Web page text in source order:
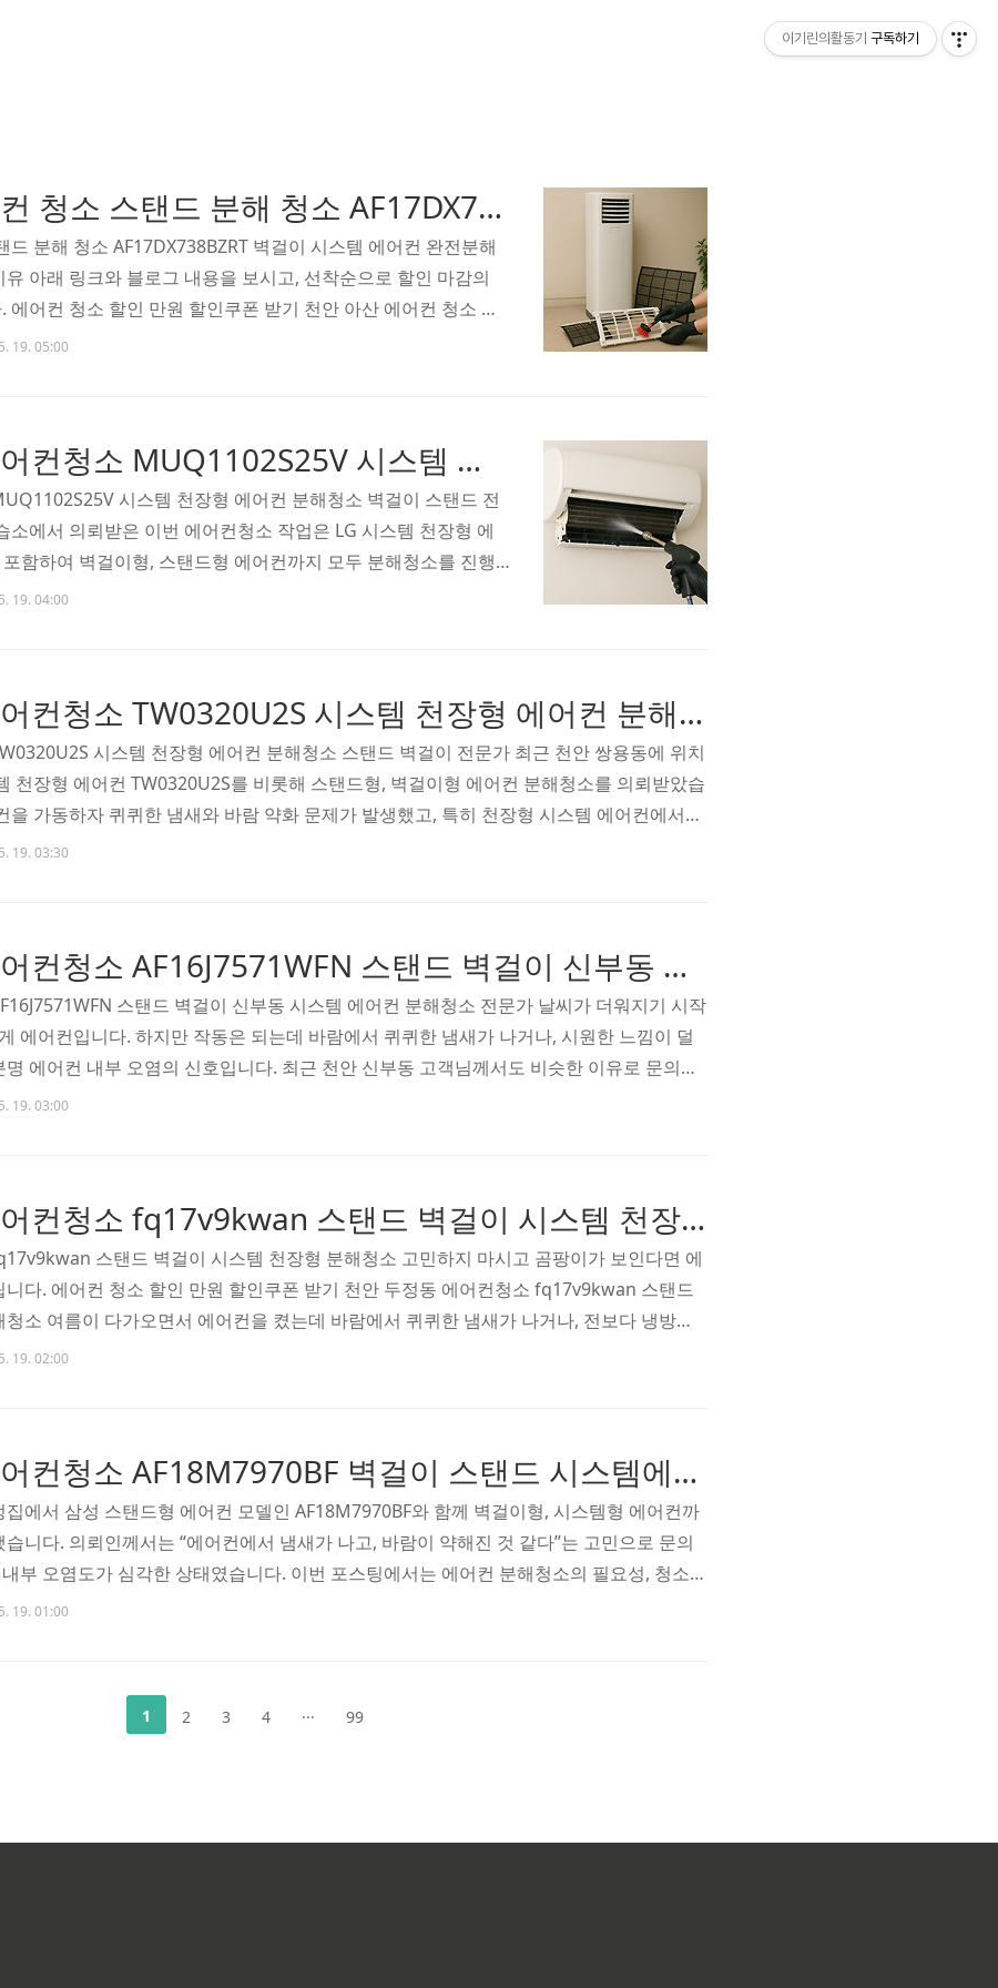
천안 아산 에어컨 청소 스탠드 분해 청소 AF17DX738BZRT 벽걸이 시스템 에어컨 완전분해
드 분해 청소 AF17DX738BZRT 벽걸이 시스템 에어컨 완전분해
아래 링크와 블로그 내용을 보시고, 선착순으로 할인 마감의
에어컨 청소 할인 만원 할인쿠폰 받기 천안 아산 에어컨 청소 스
벽걸이 시스템 에어컨 완전분해 천안과 아산 지역은 가정
퀴퀴한 냄새가 느껴진다며 연락을 주..
19. 05:00
천안 쌍용동 에어컨청소 MUQ1102S25V 시스템 천장형 에어컨 분해청소 벽걸이 스탠드 전문가
시스템 천장형 에어컨 분해청소 벽걸이 스탠드 전
소에서 의뢰받은 이번 에어컨청소 작업은 LG 시스템 천장형 에
함하여 벽걸이형, 스탠드형 에어컨까지 모두 분해청소를 진행
냉방을 시작하기 전, 쾌적한 실내 공기를 위해 고객님께서 미리
로, 특히 사무실이나 교육시설 등에서 많이 사용..
19. 04:00
천안 쌍용동 에어컨청소 TW0320U2S 시스템 천장형 에어컨 분해청소 스탠드 벽걸이 전문가
시스템 천장형 에어컨 분해청소 스탠드 벽걸이 전문가 최근 천안 쌍용동에 위치
천장형 에어컨 TW0320U2S를 비롯해 스탠드형, 벽걸이형 에어컨 분해청소를 의뢰받았습
을 가동하자 퀴퀴한 냄새와 바람 약화 문제가 발생했고, 특히 천장형 시스템 에어컨에서는
나타나 고객님께서 신속한 청소를 원하셨습니다. 천안 쌍용동 에어컨청소 TW0320U2S
19. 03:30
천안 신부동 에어컨청소 AF16J7571WFN 스탠드 벽걸이 신부동 시스템 에어컨 분해청소 전문가
스탠드 벽걸이 신부동 시스템 에어컨 분해청소 전문가 날씨가 더워지기 시작
에어컨입니다. 하지만 작동은 되는데 바람에서 퀴퀴한 냄새가 나거나, 시원한 느낌이 덜
에어컨 내부 오염의 신호입니다. 최근 천안 신부동 고객님께서도 비슷한 이유로 문의를
AF16J7571WFN과 함께 벽걸이형, 천장형 시스템 에어컨까지 전 기종 분해청소를 의뢰
19. 03:00
천안 두정동 에어컨청소 fq17v9kwan 스탠드 벽걸이 시스템 천장형 분해청소
스탠드 벽걸이 시스템 천장형 분해청소 고민하지 마시고 곰팡이가 보인다면 에
다. 에어컨 청소 할인 만원 할인쿠폰 받기 천안 두정동 에어컨청소 fq17v9kwan 스탠드
소 여름이 다가오면서 에어컨을 켰는데 바람에서 퀴퀴한 냄새가 나거나, 전보다 냉방이
가요? 천안 두정동의 한 고객님도 같은 고민으로 저희 싹쓰리 에어컨 청소에 문의를 주셨
19. 02:00
천안 두정동 에어컨청소 AF18M7970BF 벽걸이 스탠드 시스템에어컨 분해청소
에서 삼성 스탠드형 에어컨 모델인 AF18M7970BF와 함께 벽걸이형, 시스템형 에어컨까
니다. 의뢰인께서는 “에어컨에서 냄새가 나고, 바람이 약해진 것 같다”는 고민으로 문의
부 오염도가 심각한 상태였습니다. 이번 포스팅에서는 에어컨 분해청소의 필요성, 청소
지 자세히 소개해드릴게요. 에어컨 청소 할인 만원 할인쿠폰 받기 천안 두정동 에어컨청소
19. 01:00
1 2 3 4 ··· 99
이기린의활동기 구독하기